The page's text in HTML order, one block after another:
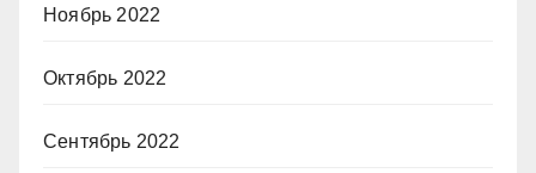
Ноябрь 2022
Октябрь 2022
Сентябрь 2022